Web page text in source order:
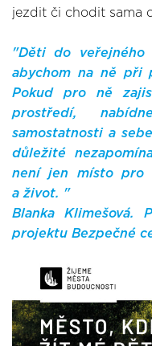
jezdit či chodit sama
"Děti do
abychom na ně při
Pokud pro ně
prostředí,
samostatnosti a
důležité
není jen místo pro
a život. "
Blanka Klimešová.
projektu Bezpečné